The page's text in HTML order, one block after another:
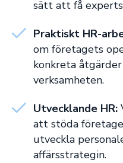
sätt att få
Praktiskt HR-
om företagets
konkreta
verksamheten.
Utvecklande HR:
att stöda
utveckla
affärsstrategin.